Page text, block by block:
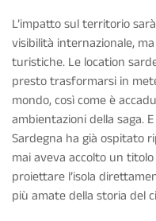
L’impatto sul territorio
visibilità internazionale,
turistiche. Le location
presto trasformarsi in
mondo, così come è
ambientazioni della saga.
Sardegna ha già ospitato
mai aveva accolto un
proiettare l’isola
più amate della storia del